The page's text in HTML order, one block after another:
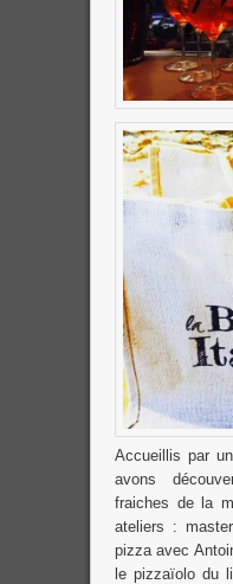
Accueillis par
avons
fraiches de la
ateliers :
pizza avec
le pizzaïolo du